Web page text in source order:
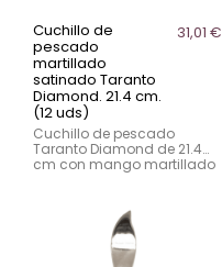
Cuchillo de
pescado
martillado
satinado Taranto
Diamond. 21.4 cm.
(12 uds)
31,01 €
Cuchillo de pescado
Taranto Diamond de 21.4
cm con mango martillado
inoxidable 18/10, resistente y
apto para lavavajillas.